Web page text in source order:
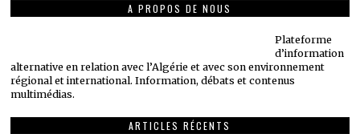
A PROPOS DE NOUS
Plateforme
d’information
alternative en relation avec l’Algérie et avec son environnement
régional et international. Information, débats et contenus
multimédias.
ARTICLES RÉCENTS